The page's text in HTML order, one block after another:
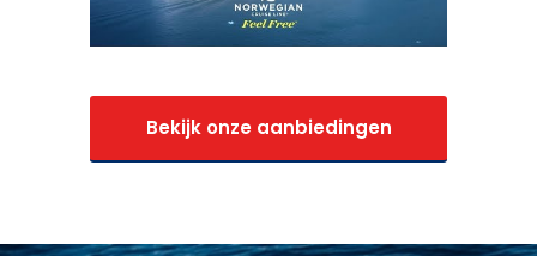
Bekijk onze aanbiedingen